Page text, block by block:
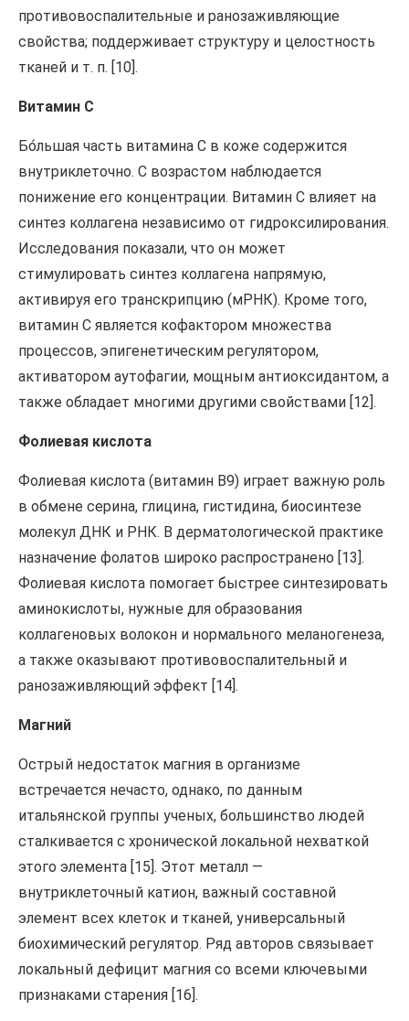
противовоспалительные и ранозаживляющие
свойства; поддерживает структуру и целостность
тканей и т. п. [10].
Витамин С
Бо́льшая часть витамина С в коже содержится
внутриклеточно. С возрастом наблюдается
понижение его концентрации. Витамин С влияет на
синтез коллагена независимо от гидроксилирования.
Исследования показали, что он может
стимулировать синтез коллагена напрямую,
активируя его транскрипцию (мРНК). Кроме того,
витамин С является кофактором множества
процессов, эпигенетическим регулятором,
активатором аутофагии, мощным антиоксидантом, а
также обладает многими другими свойствами [12].
Фолиевая кислота
Фолиевая кислота (витамин В9) играет важную роль
в обмене серина, глицина, гистидина, биосинтезе
молекул ДНК и РНК. В дерматологической практике
назначение фолатов широко распространено [13].
Фолиевая кислота помогает быстрее синтезировать
аминокислоты, нужные для образования
коллагеновых волокон и нормального меланогенеза,
а также оказывают противовоспалительный и
ранозаживляющий эффект [14].
Магний
Острый недостаток магния в организме
встречается нечасто, однако, по данным
итальянской группы ученых, большинство людей
сталкивается с хронической локальной нехваткой
этого элемента [15]. Этот металл —
внутриклеточный катион, важный составной
элемент всех клеток и тканей, универсальный
биохимический регулятор. Ряд авторов связывает
локальный дефицит магния со всеми ключевыми
признаками старения [16].